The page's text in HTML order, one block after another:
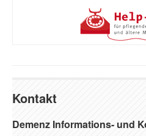
Kontakt
Demenz Informations- und